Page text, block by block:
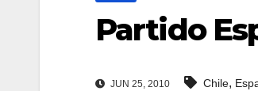
Partido
JUN 25, 2010 Chile,